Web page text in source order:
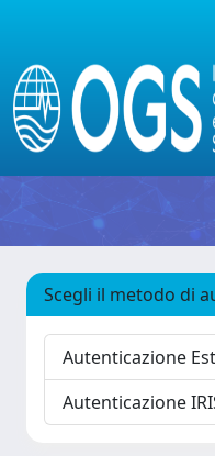
Scegli il metodo di
Autenticazione
Autenticazione